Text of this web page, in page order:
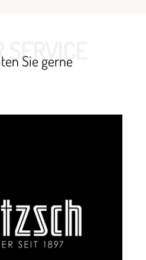
SERVICE
Sie gerne